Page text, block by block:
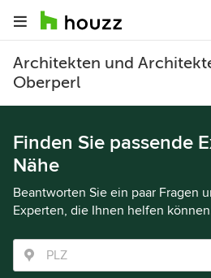
Architekten und
Oberperl
Finden Sie passende
Nähe
Beantworten Sie ein paar Fragen
Experten, die Ihnen helfen